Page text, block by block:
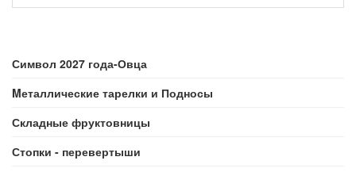
Символ 2027 года-Овца
Mеталлические тарелки и Подносы
Складные фруктовницы
Стопки - перевертыши